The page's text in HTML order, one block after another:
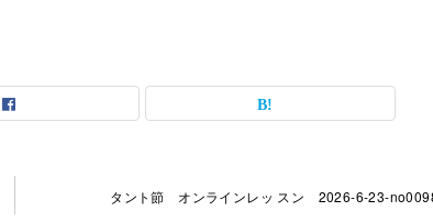
タント節 オンラインレッ スン 2026-6-23-